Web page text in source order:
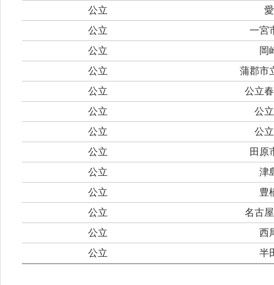
公立
公立
一宮
公立
岡
公立
蒲郡市
公立
公立
公立
公
公立
公
公立
田原
公立
津
公立
豊
公立
名古
公立
西
公立
半